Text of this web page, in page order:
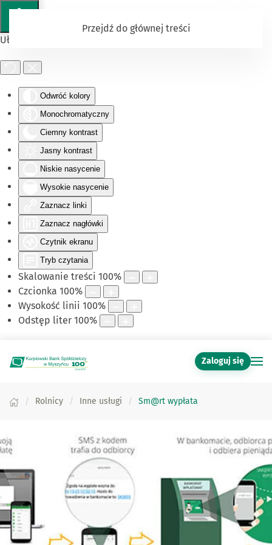
Ułatwienia dostępu
Odwróć kolory
Monochromatyczny
Ciemny kontrast
Jasny kontrast
Niskie nasycenie
Wysokie nasycenie
Zaznacz linki
Zaznacz nagłówki
Czytnik ekranu
Tryb czytania
Skalowanie treści 100%
Czcionka 100%
Wysokość linii 100%
Odstęp liter 100%
Przejdź do głównej treści
Zaloguj się
Rolnicy Inne usługi Sm@rt wypłata